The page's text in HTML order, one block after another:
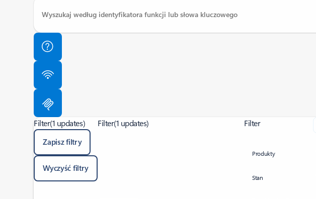
Filter(1 updates)
Zapisz filtry
Wyczyść filtry
Filter(1 updates) Filter
Produkty
Stan